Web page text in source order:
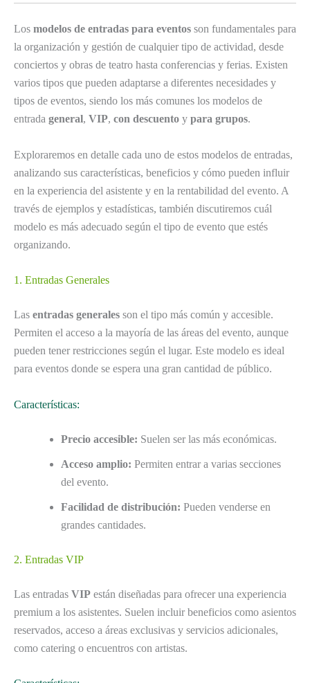
Los modelos de entradas para eventos son fundamentales para
la organización y gestión de cualquier tipo de actividad, desde
conciertos y obras de teatro hasta conferencias y ferias. Existen
varios tipos que pueden adaptarse a diferentes necesidades y
tipos de eventos, siendo los más comunes los modelos de
entrada general, VIP, con descuento y para grupos.
Exploraremos en detalle cada uno de estos modelos de entradas,
analizando sus características, beneficios y cómo pueden influir
en la experiencia del asistente y en la rentabilidad del evento. A
través de ejemplos y estadísticas, también discutiremos cuál
modelo es más adecuado según el tipo de evento que estés
organizando.
1. Entradas Generales
Las entradas generales son el tipo más común y accesible.
Permiten el acceso a la mayoría de las áreas del evento, aunque
pueden tener restricciones según el lugar. Este modelo es ideal
para eventos donde se espera una gran cantidad de público.
Características:
Precio accesible: Suelen ser las más económicas.
Acceso amplio: Permiten entrar a varias secciones
del evento.
Facilidad de distribución: Pueden venderse en
grandes cantidades.
2. Entradas VIP
Las entradas VIP están diseñadas para ofrecer una experiencia
premium a los asistentes. Suelen incluir beneficios como asientos
reservados, acceso a áreas exclusivas y servicios adicionales,
como catering o encuentros con artistas.